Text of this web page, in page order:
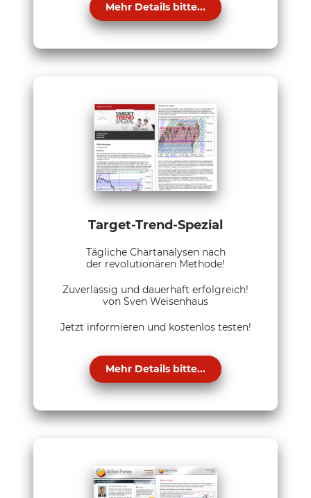
Mehr Details bitte...
Target-Trend-Spezial
Tägliche Chartanalysen nach
der revolutionären Methode!
Zuverlässig und dauerhaft erfolgreich!
von Sven Weisenhaus
Jetzt informieren und kostenlos testen!
Mehr Details bitte...